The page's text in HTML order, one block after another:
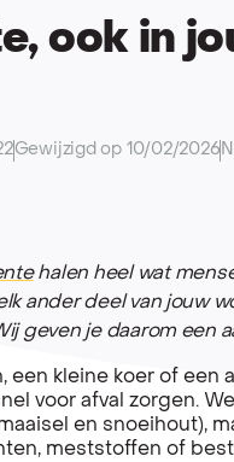
ook in
Gewijzigd op 10/02/2026
halen heel wat
ander deel van jouw
geven je daarom een
een kleine koer of een
voor afval zorgen.
en snoeihout),
meststoffen of